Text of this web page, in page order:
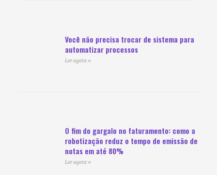
Você não precisa trocar de sistema para
automatizar processos
Ler agora »
O fim do gargalo no faturamento: como a
robotização reduz o tempo de emissão de
notas em até 80%
Ler agora »